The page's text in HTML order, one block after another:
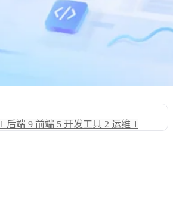
后端 9 前端 5 开发工具 2 运维 1